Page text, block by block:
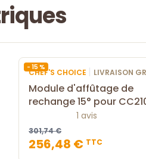
- 15 %
CHEF'S CHOICE | LIVRAISON
Module d'affûtage de
rechange 15° pour
1 avis
301,74 €
256,48 € TTC